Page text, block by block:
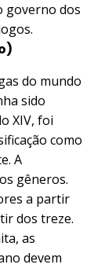
governo dos
do mundo
sido
XIV, foi
como
A
gêneros.
a partir
dos treze.
as
devem